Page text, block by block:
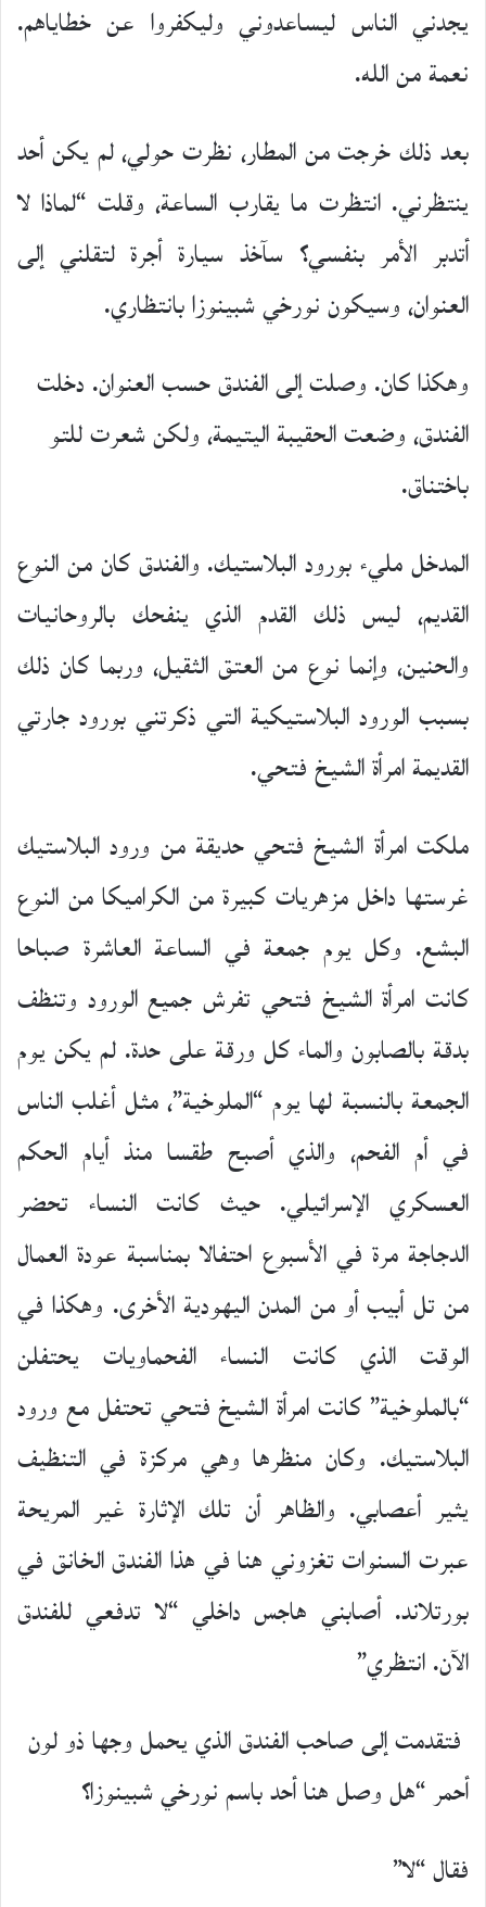
يجدني الناس ليساعدوني وليكفروا عن خطاياهم.
نعمة من الله.
بعد ذلك خرجت من المطار، نظرت حولي، لم يكن أحد
ينتظرني. انتظرت ما يقارب الساعة، وقلت “لماذا لا
أتدبر الأمر بنفسي؟ سآخذ سيارة أجرة لتقلني إلى
العنوان، وسيكون نورخي شبينوزا بانتظاري.
وهكذا كان. وصلت إلى الفندق حسب العنوان. دخلت
الفندق، وضعت الحقيبة اليتيمة، ولكن شعرت للتو
باختناق.
المدخل مليء بورود البلاستيك. والفندق كان من النوع
القديم، ليس ذلك القدم الذي ينفحك بالروحانيات
والحنين، وإنما نوع من العتق الثقيل، وربما كان ذلك
بسبب الورود البلاستيكية التي ذكرتني بورود جارتي
القديمة امرأة الشيخ فتحي.
ملكت امرأة الشيخ فتحي حديقة من ورود البلاستيك
غرستها داخل مزهريات كبيرة من الكراميكا من النوع
البشع. وكل يوم جمعة في الساعة العاشرة صباحا
كانت امرأة الشيخ فتحي تفرش جميع الورود وتنظف
بدقة بالصابون والماء كل ورقة على حدة. لم يكن يوم
الجمعة بالنسبة لها يوم “الملوخية”، مثل أغلب الناس
في أم الفحم، والذي أصبح طقسا منذ أيام الحكم
العسكري الإسرائيلي. حيث كانت النساء تحضر
الدجاجة مرة في الأسبوع احتفالا بمناسبة عودة العمال
من تل أبيب أو من المدن اليهودية الأخرى. وهكذا في
الوقت الذي كانت النساء الفحماويات يحتفلن
“بالملوخية” كانت امرأة الشيخ فتحي تحتفل مع ورود
البلاستيك. وكان منظرها وهي مركزة في التنظيف
يثير أعصابي. والظاهر أن تلك الإثارة غير المريحة
عبرت السنوات تغزوني هنا في هذا الفندق الخانق في
بورتلاند. أصابني هاجس داخلي “لا تدفعي للفندق
الآن. انتظري”
فتقدمت إلى صاحب الفندق الذي يحمل وجها ذو لون
أحمر “هل وصل هنا أحد باسم نورخي شبينوزا؟
فقال “لا”